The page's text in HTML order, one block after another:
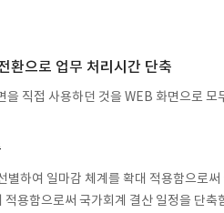
환으로 업무 처리시간 단축
직접 사용하던 것을 WEB 화면으로
별하여 일마감 체계를 확대 적용함으로
용함으로써 국가회계 결산 일정을 단축